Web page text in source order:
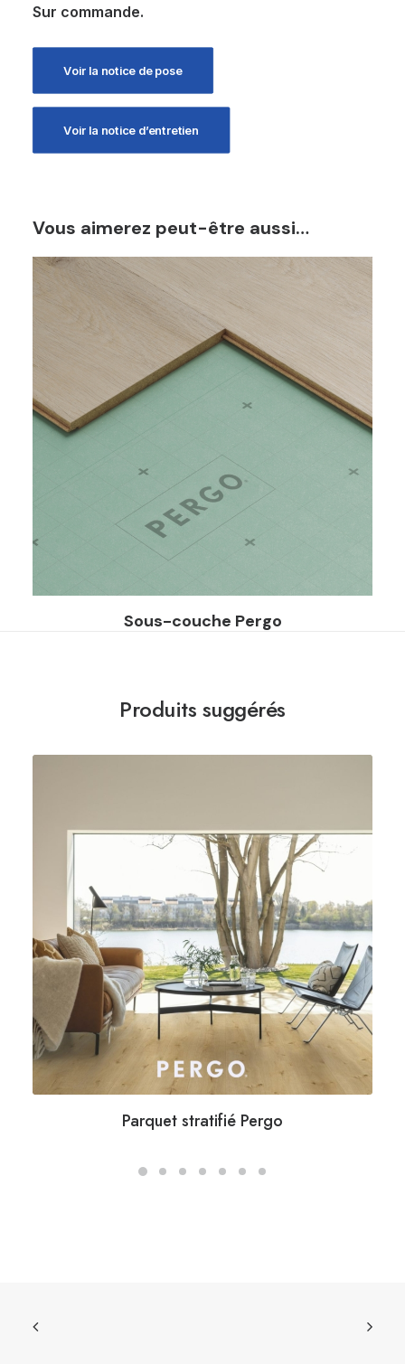
Sur commande.
Voir la notice de pose
Voir la notice d’entretien
Vous aimerez peut-être aussi…
Sous-couche Pergo
Produits suggérés
Parquet stratifié Pergo